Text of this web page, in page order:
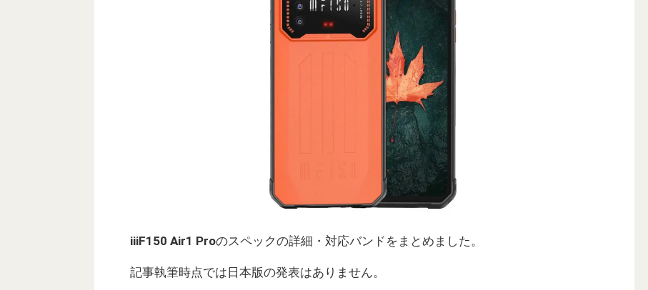
iiiF150 Air1 Proのスペックの詳細・対応バンドをまとめました。
記事執筆時点では日本版の発表はありません。